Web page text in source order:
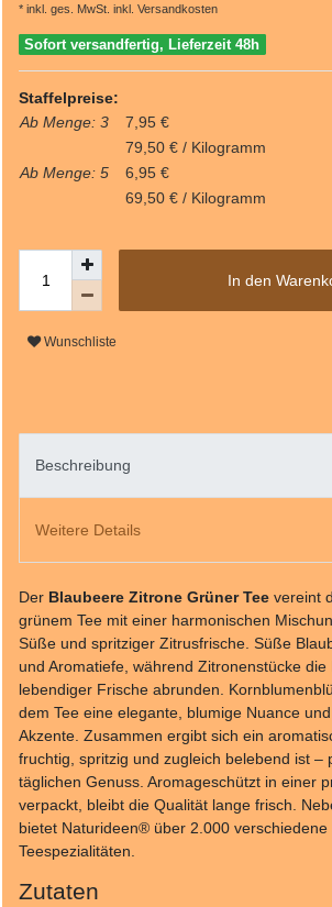
* inkl. ges. MwSt. inkl. Versandkosten
Sofort versandfertig, Lieferzeit 48h
Staffelpreise:
Ab Menge: 3
7,95 €
79,50 € / Kilogramm
Ab Menge: 5
6,95 €
69,50 € / Kilogramm
In den
Wunschliste
Beschreibung
Weitere Details
Der Blaubeere Zitrone Grüner Tee vereint
grünem Tee mit einer harmonischen
Süße und spritziger Zitrusfrische. Süße
und Aromatiefe, während Zitronenstücke die
lebendiger Frische abrunden.
dem Tee eine elegante, blumige Nuance
Akzente. Zusammen ergibt sich ein
fruchtig, spritzig und zugleich belebend ist –
täglichen Genuss. Aromageschützt in einer
verpackt, bleibt die Qualität lange frisch.
bietet Naturideen® über 2.000 verschiedene
Teespezialitäten.
Zutaten